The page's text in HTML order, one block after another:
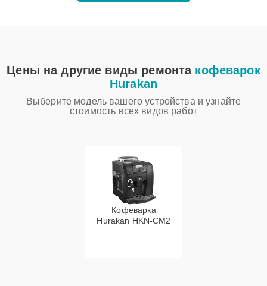
Цены на другие виды ремонта кофеварок
Hurakan
Выберите модель вашего устройства и узнайте
стоимость всех видов работ
Кофеварка
Hurakan HKN-CM2